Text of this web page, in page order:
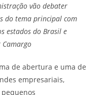
vão debater
do tema principal com
estados do Brasil e
de abertura e uma de
empresariais,